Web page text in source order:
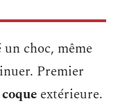
choc, même
Premier
coque extérieure.